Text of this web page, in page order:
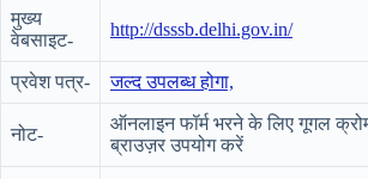
मुख्य
वेबसाइट-
http://dsssb.delhi.gov.in/
प्रवेश पत्र- जल्द उपलब्ध होगा,
नोट-
ऑनलाइन फॉर्म भरने के लिए गूगल
ब्राउज़र उपयोग करें